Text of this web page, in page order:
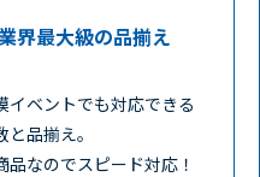
業界最大級の品揃え
イベントでも対応できる
と品揃え。
品なのでスピード対応！